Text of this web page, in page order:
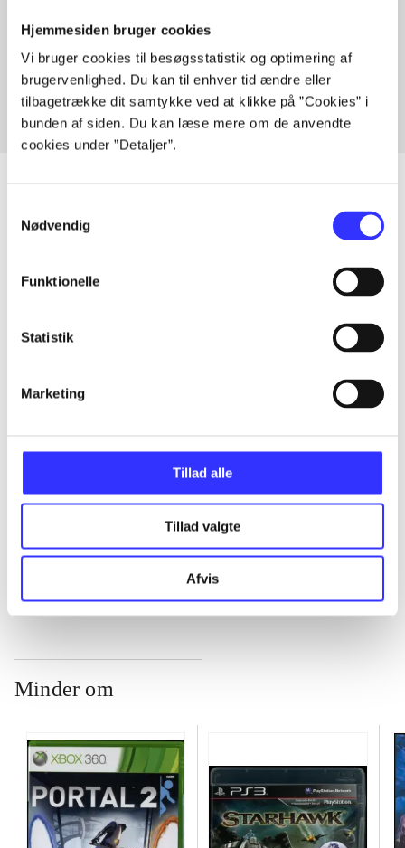
Hjemmesiden bruger cookies
Vi bruger cookies til besøgsstatistik og optimering af
brugervenlighed. Du kan til enhver tid ændre eller
tilbagetrække dit samtykke ved at klikke på ”Cookies” i
bunden af siden. Du kan læse mere om de anvendte
cookies under ”Detaljer”.
Nødvendig
Funktionelle
Statistik
Marketing
Tillad alle
Tillad valgte
Afvis
Artikler med samme emner
Fra
Artikler
...
...
Minder om